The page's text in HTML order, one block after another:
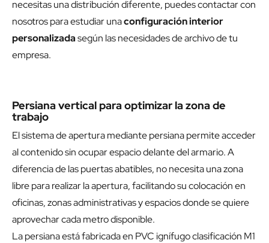
necesitas una distribución diferente, puedes contactar con
nosotros para estudiar unaconfiguración interior
personalizadasegún las necesidades de archivo de tu
empresa.
Persiana vertical para optimizar la zona de
trabajo
El sistema de apertura mediante persiana permite acceder
al contenido sin ocupar espacio delante del armario. A
diferencia de las puertas abatibles, no necesita una zona
libre para realizar la apertura, facilitando su colocación en
oficinas, zonas administrativas y espacios donde se quiere
aprovechar cada metro disponible.
La persiana está fabricada en PVC ignífugo clasificación M1